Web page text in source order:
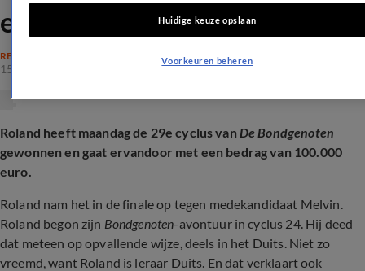
ervandoor met 100.000 euro
REALITY
15 juni 2026, 22:24
Roland heeft maandag de 29e cyclus van De Bondgenoten
gewonnen en gaat ervandoor met een bedrag van 100.000
euro.
Roland nam het in de finale op tegen medekandidaat Melvin.
Roland begon zijn Bondgenoten-avontuur in cyclus 24. Hij deed
dat meteen op opvallende wijze, deels in het Duits. Niet zo
vreemd, want Roland is leraar Duits. En dat verklaart ook
Huidige keuze opslaan
Voorkeuren beheren